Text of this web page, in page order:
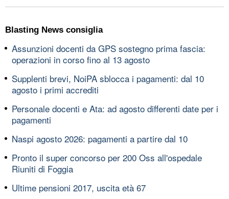
Blasting News consiglia
Assunzioni docenti da GPS sostegno prima fascia:
operazioni in corso fino al 13 agosto
Supplenti brevi, NoiPA sblocca i pagamenti: dal 10
agosto i primi accrediti
Personale docenti e Ata: ad agosto differenti date per i
pagamenti
Naspi agosto 2026: pagamenti a partire dal 10
Pronto il super concorso per 200 Oss all'ospedale
Riuniti di Foggia
Ultime pensioni 2017, uscita età 67